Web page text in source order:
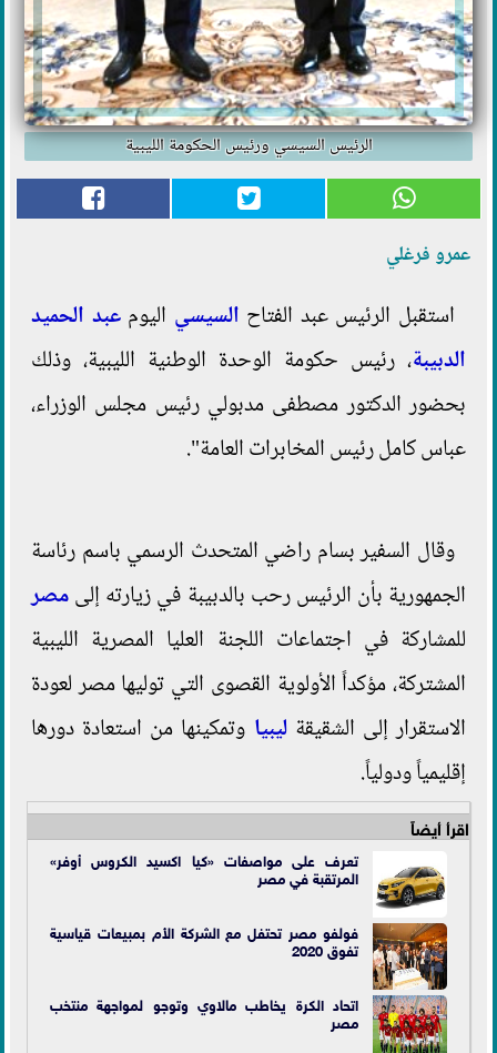
الرئيس السيسي ورئيس الحكومة الليبية
عمرو فرغلي
استقبل الرئيس عبد الفتاح السيسي اليومعبد الحميد
الدبيبة، رئيس حكومة الوحدة الوطنية الليبية، وذلك
بحضور الدكتور مصطفى مدبولي رئيس مجلس الوزراء،
عباس كامل رئيس المخابرات العامة".
وقال السفير بسام راضي المتحدث الرسمي باسم رئاسة
الجمهورية بأن الرئيس رحب بالدبيبة في زيارته إلىمصر
للمشاركة في اجتماعات اللجنة العليا المصرية الليبية
المشتركة، مؤكداً الأولوية القصوى التي توليها مصر لعودة
الاستقرار إلى الشقيقةليبيا وتمكينها من استعادة دورها
إقليمياً ودولياً.
اقرأ أيضاً
تعرف على مواصفات «كيا اكسيد الكروس أوفر»
المرتقبة في مصر
فولفو مصر تحتفل مع الشركة الأم بمبيعات قياسية
تفوق 2020
اتحاد الكرة يخاطب مالاوي وتوجو لمواجهة منتخب
مصر